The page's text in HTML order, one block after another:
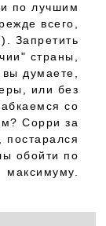
по лучшим
всего,
Запретить
страны,
думаете,
или без
со
Сорри за
постарался
обойти по
максимуму.